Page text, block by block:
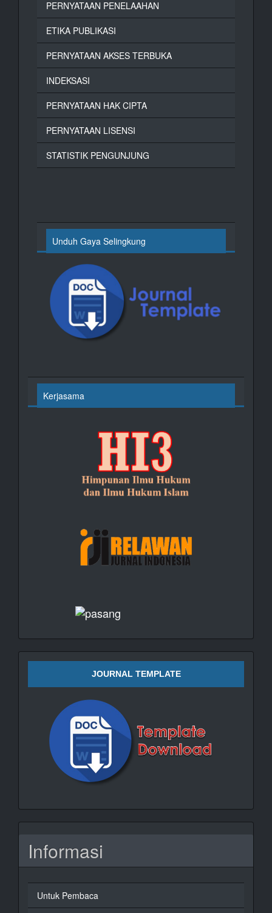
PERNYATAAN PENELAAHAN
ETIKA PUBLIKASI
PERNYATAAN AKSES TERBUKA
INDEKSASI
PERNYATAAN HAK CIPTA
PERNYATAAN LISENSI
STATISTIK PENGUNJUNG
Unduh Gaya Selingkung
Kerjasama
JOURNAL TEMPLATE
Informasi
Untuk Pembaca